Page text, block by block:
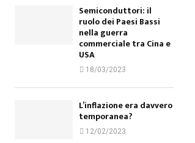
Semiconduttori: il
ruolo dei Paesi Bassi
nella guerra
commerciale tra Cina e
USA
18/03/2023
L’inflazione era davvero
temporanea?
12/02/2023